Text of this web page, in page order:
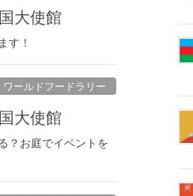
大使館
す！
ワールドフードラリー
大使館
？お庭でイベントを